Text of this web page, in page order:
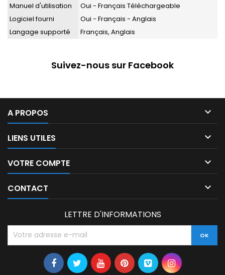
Manuel d'utilisation
Oui - Français Téléchargeable
Logiciel fourni
Oui - Français - Anglais
Langage supporté
Français, Anglais
Suivez-nous sur Facebook
A PROPOS 
LIENS UTILES 
VOTRE COMPTE 
CONTACT 
LETTRE D'INFORMATIONS